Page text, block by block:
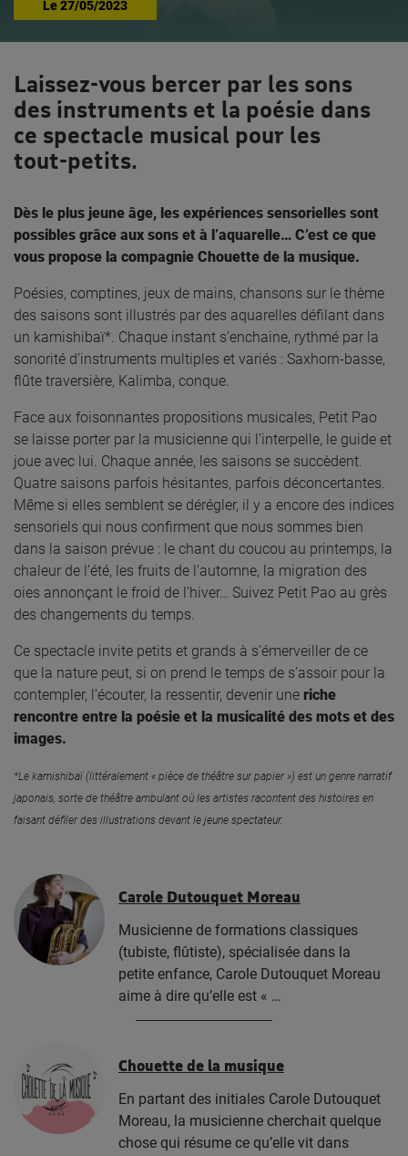
Le27/05/2023
Laissez-vous bercer par les sons
des instruments et la poésie dans
ce spectacle musical pour les
tout-petits.
Dès le plus jeune âge, les expériences sensorielles sont
possibles grâce aux sons et à l’aquarelle… C’est ce que
vous propose la compagnie Chouette de la musique.
Poésies, comptines, jeux de mains, chansons sur le thème
des saisons sont illustrés par des aquarelles défilant dans
un kamishibaï*. Chaque instant s’enchaine, rythmé par la
sonorité d’instruments multiples et variés : Saxhorn-basse,
flûte traversière, Kalimba, conque.
Face aux foisonnantes propositions musicales, Petit Pao
se laisse porter par la musicienne qui l’interpelle, le guide et
joue avec lui. Chaque année, les saisons se succèdent.
Quatre saisons parfois hésitantes, parfois déconcertantes.
Même si elles semblent se dérégler, il y a encore des indices
sensoriels qui nous confirment que nous sommes bien
dans la saison prévue : le chant du coucou au printemps, la
chaleur de l’été, les fruits de l’automne, la migration des
oies annonçant le froid de l’hiver… Suivez Petit Pao au grès
des changements du temps.
Ce spectacle invite petits et grands à s’émerveiller de ce
que la nature peut, si on prend le temps de s’assoir pour la
contempler, l’écouter, la ressentir, devenir une riche
rencontre entre la poésie et la musicalité des mots et des
images.
*Le kamishibaï (littéralement « pièce de théâtre sur papier ») est un genre narratif
japonais, sorte de théâtre ambulant où les artistes racontent des histoires en
faisant défiler des illustrations devant le jeune spectateur.
Carole Dutouquet Moreau
Musicienne de formations classiques
(tubiste, flûtiste), spécialisée dans la
petite enfance, Carole Dutouquet Moreau
aime à dire qu’elle est « …
Chouette de la musique
En partant des initiales Carole Dutouquet
Moreau, la musicienne cherchait quelque
chose qui résume ce qu’elle vit dans